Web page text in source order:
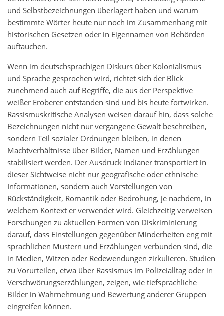
und Selbstbezeichnungen überlagert haben und warum
bestimmte Wörter heute nur noch im Zusammenhang mit
historischen Gesetzen oder in Eigennamen von Behörden
auftauchen.
Wenn im deutschsprachigen Diskurs über Kolonialismus
und Sprache gesprochen wird, richtet sich der Blick
zunehmend auch auf Begriffe, die aus der Perspektive
weißer Eroberer entstanden sind und bis heute fortwirken.
Rassismuskritische Analysen weisen darauf hin, dass solche
Bezeichnungen nicht nur vergangene Gewalt beschreiben,
sondern Teil sozialer Ordnungen bleiben, in denen
Machtverhältnisse über Bilder, Namen und Erzählungen
stabilisiert werden. Der Ausdruck Indianer transportiert in
dieser Sichtweise nicht nur geografische oder ethnische
Informationen, sondern auch Vorstellungen von
Rückständigkeit, Romantik oder Bedrohung, je nachdem, in
welchem Kontext er verwendet wird. Gleichzeitig verweisen
Forschungen zu aktuellen Formen von Diskriminierung
darauf, dass Einstellungen gegenüber Minderheiten eng mit
sprachlichen Mustern und Erzählungen verbunden sind, die
in Medien, Witzen oder Redewendungen zirkulieren. Studien
zu Vorurteilen, etwa über Rassismus im Polizeialltag oder in
Verschwörungserzählungen, zeigen, wie tiefsprachliche
Bilder in Wahrnehmung und Bewertung anderer Gruppen
eingreifen können.